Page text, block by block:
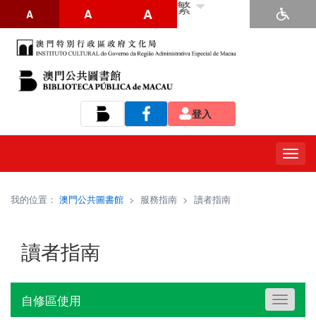
A A A 繁
登入
我的位置： 澳門公共圖書館 > 服務指南 > 讀者指南
讀者指南
自修區使用
Toggle